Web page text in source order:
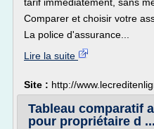
Comparer et choisir votre
La police d'assurance...
Lire la suite
Site : http://
Tableau comparatif
pour propriétaire d ...